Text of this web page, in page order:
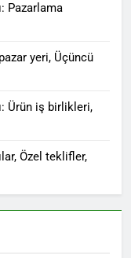
Pazarlama
yeri, Üçüncü
Ürün iş birlikleri,
Özel teklifler,